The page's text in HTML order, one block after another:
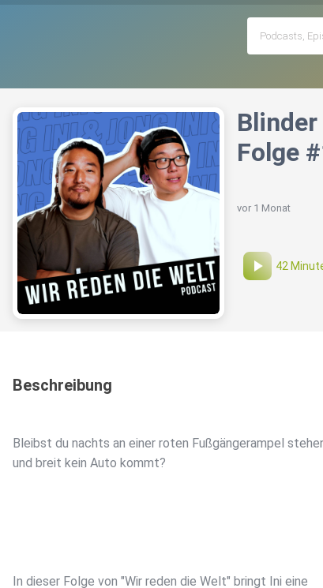
Folge
vor 1 Monat
42
Beschreibung
Bleibst du nachts an einer roten Fußgängerampel
und breit kein Auto kommt?
In dieser Folge von "Wir reden die Welt" bringt Ini eine